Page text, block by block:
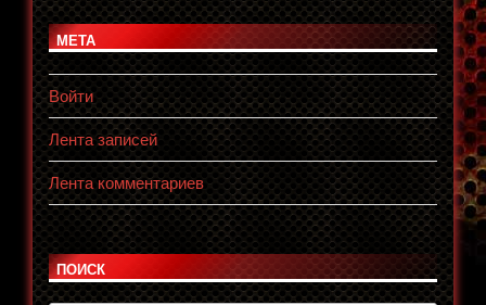
МЕТА
Войти
Лента записей
Лента комментариев
ПОИСК